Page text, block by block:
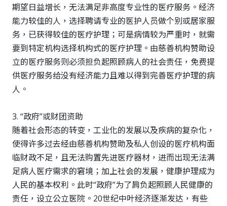
期望日益增长，无法满足非高度专业性的医疗服务。经济
能力较佳的人，选择聘请专业的医护人员做个别或居家服
务，已获得较佳的医疗护理；可是病情较为严重时，就需
要到特定机构选择机构式的医疗护理。由慈善机构赞助设
立的医疗服务则必须担负起照顾病人的社会责任，免费提
供医疗服务给没有经济能力且难以得到完善医疗护理的病
人。
3. “政府”或财团资助
随着社会形态的转变，工业化的发展以及疾病的复杂化，
使得许多过去经由慈善机构赞助及私人创设的医疗机构面
临财政不足，且无法购置先进医疗器材，进而出现无法满
足病人医疗需求的窘境；加上社会的发展，健康护理成为
人民的基本权利。此时“政府”为了肩负起照顾人民健康的
责任，设立公立医院。20世纪中叶经济逐渐发达，有些